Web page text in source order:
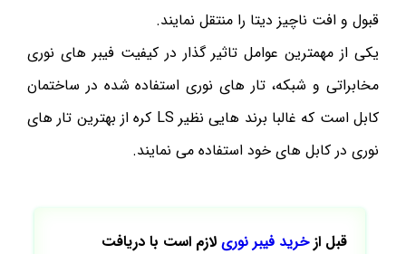
قبول و افت ناچیز دیتا را منتقل نمایند.
یکی از مهمترین عوامل تاثیر گذار در کیفیت فیبر های نوری
مخابراتی و شبکه، تار های نوری استفاده شده در ساختمان
کابل است که غالبا برند هایی نظیر LS کره از بهترین تار های
نوری در کابل های خود استفاده می نمایند.
قبل ازخرید فیبر نوری لازم است با دریافت